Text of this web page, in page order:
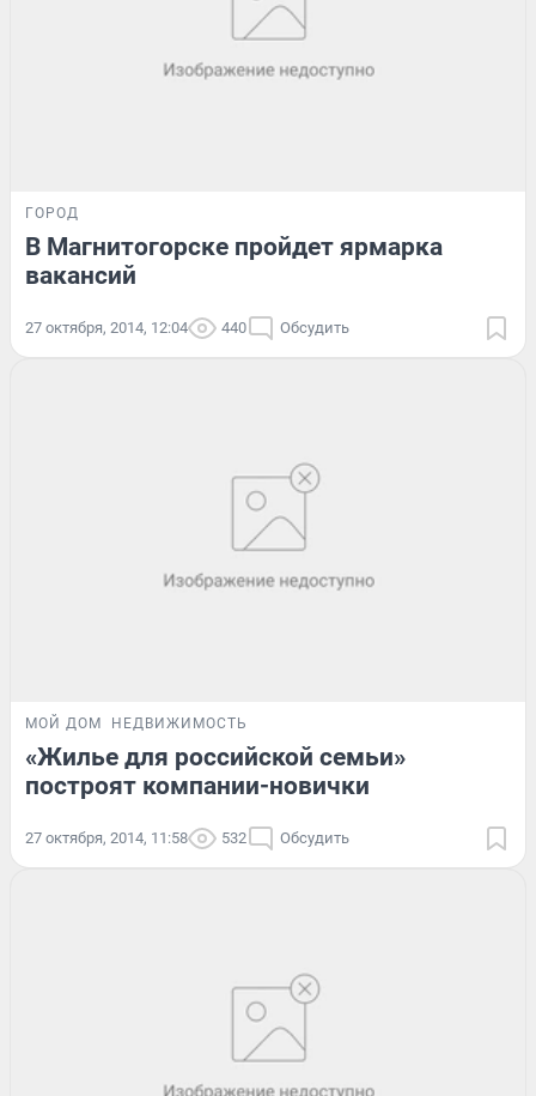
ГОРОД
В Магнитогорске пройдет ярмарка
вакансий
27 октября, 2014, 12:04 440 Обсудить
МОЙ ДОМ НЕДВИЖИМОСТЬ
«Жилье для российской семьи»
построят компании-новички
27 октября, 2014, 11:58 532 Обсудить